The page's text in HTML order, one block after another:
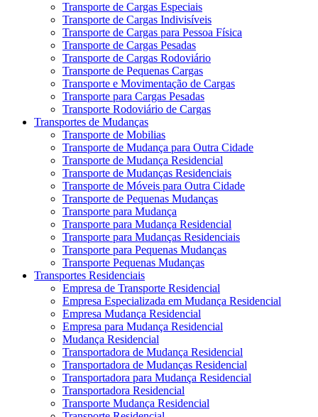
Transporte de Cargas Especiais
Transporte de Cargas Indivisíveis
Transporte de Cargas para Pessoa Física
Transporte de Cargas Pesadas
Transporte de Cargas Rodoviário
Transporte de Pequenas Cargas
Transporte e Movimentação de Cargas
Transporte para Cargas Pesadas
Transporte Rodoviário de Cargas
Transportes de Mudanças
Transporte de Mobilias
Transporte de Mudança para Outra Cidade
Transporte de Mudança Residencial
Transporte de Mudanças Residenciais
Transporte de Móveis para Outra Cidade
Transporte de Pequenas Mudanças
Transporte para Mudança
Transporte para Mudança Residencial
Transporte para Mudanças Residenciais
Transporte para Pequenas Mudanças
Transporte Pequenas Mudanças
Transportes Residenciais
Empresa de Transporte Residencial
Empresa Especializada em Mudança Residencial
Empresa Mudança Residencial
Empresa para Mudança Residencial
Mudança Residencial
Transportadora de Mudança Residencial
Transportadora de Mudanças Residencial
Transportadora para Mudança Residencial
Transportadora Residencial
Transporte Mudança Residencial